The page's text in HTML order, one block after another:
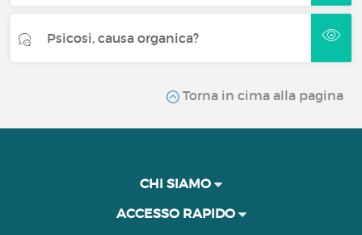
Psicosi, causa organica?
Torna in cima alla pagina
CHI SIAMO
ACCESSO RAPIDO